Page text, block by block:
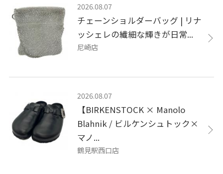
2026.08.07
チェーンショルダーバッグ | リナ
ッシェレの繊細な輝きが日常...
尼崎店
2026.08.07
【BIRKENSTOCK × Manolo
Blahnik / ビルケンシュトック×
マノ...
鶴見駅西口店